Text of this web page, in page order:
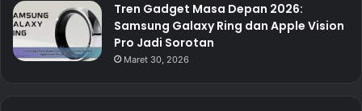
Tren Gadget Masa Depan 2026:
Samsung Galaxy Ring dan Apple Vision
Pro Jadi Sorotan
Maret 30, 2026